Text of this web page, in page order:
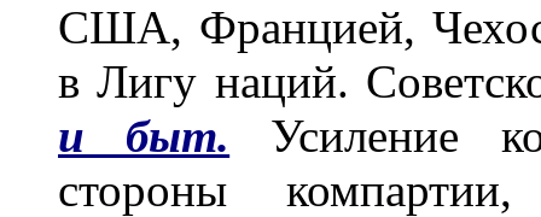
США, Францией,
в Лигу наций.
и быт. Усиление
стороны